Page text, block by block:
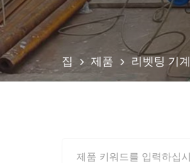
집 제품 리벳팅 기계